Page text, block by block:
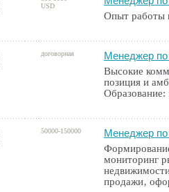
USD
Опыт работы
договорная
Менеджер
Высокие
позиция и
Образование:
50000-150000
Менеджер по
мониторинг
продажи‚